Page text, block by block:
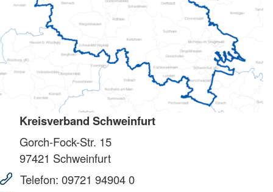
Kreisverband Schweinfurt
Gorch-Fock-Str. 15
97421 Schweinfurt
Telefon: 09721 94904 0